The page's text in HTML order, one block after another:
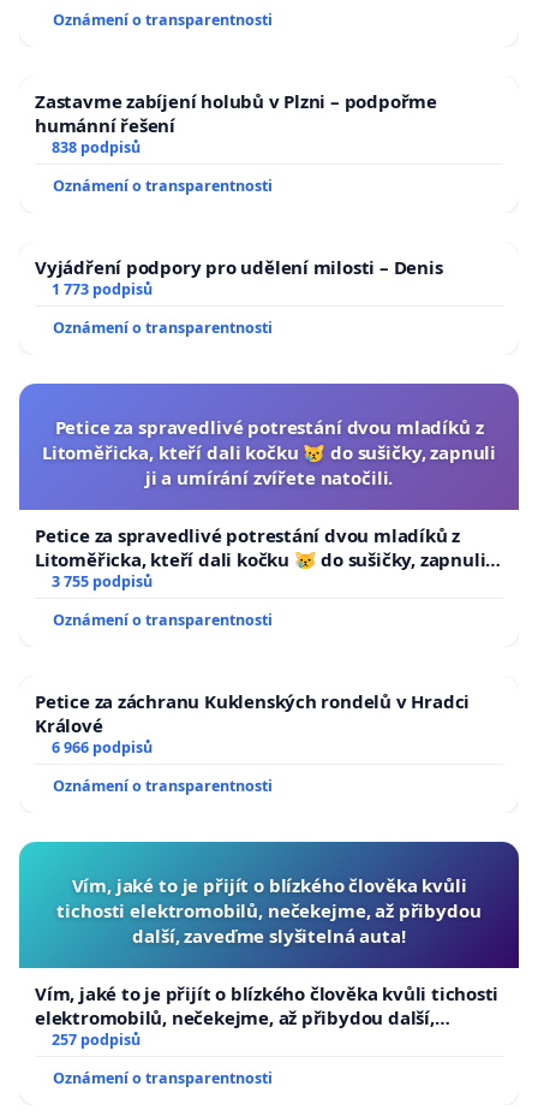
Oznámení o transparentnosti
Zastavme zabíjení holubů v Plzni – podpořme
humánní řešení
838 podpisů
Oznámení o transparentnosti
Vyjádření podpory pro udělení milosti – Denis
1 773 podpisů
Oznámení o transparentnosti
Petice za spravedlivé potrestání dvou mladíků z
Litoměřicka, kteří dali kočku 😿 do sušičky, zapnuli
ji a umírání zvířete natočili.
Petice za spravedlivé potrestání dvou mladíků z
Litoměřicka, kteří dali kočku 😿 do sušičky, zapnuli ji
a umírání zvířete natočili.
3 755 podpisů
Oznámení o transparentnosti
Petice za záchranu Kuklenských rondelů v Hradci
Králové
6 966 podpisů
Oznámení o transparentnosti
Vím, jaké to je přijít o blízkého člověka kvůli
tichosti elektromobilů, nečekejme, až přibydou
další, zaveďme slyšitelná auta!
Vím, jaké to je přijít o blízkého člověka kvůli tichosti
elektromobilů, nečekejme, až přibydou další,
zaveďme slyšitelná auta!
257 podpisů
Oznámení o transparentnosti